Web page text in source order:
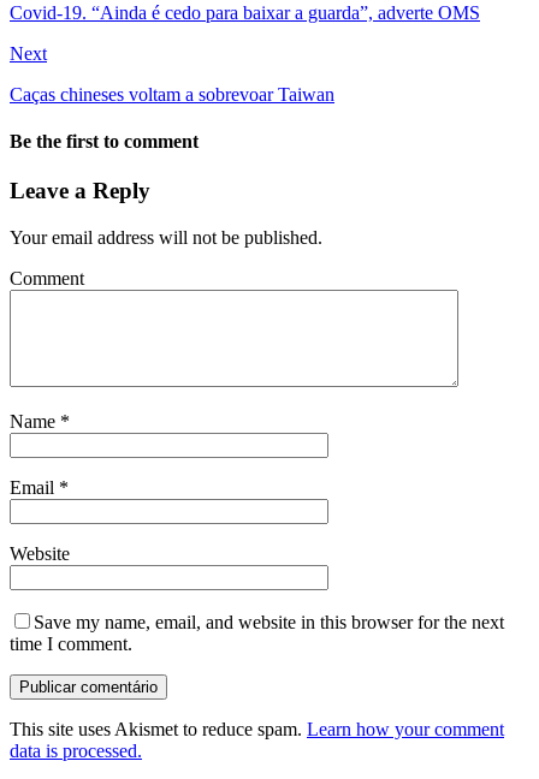
Covid-19. “Ainda é cedo para baixar a guarda”, adverte OMS
Next
Caças chineses voltam a sobrevoar Taiwan
Be the first to comment
Leave a Reply
Your email address will not be published.
Comment
Name *
Email *
Website
Save my name, email, and website in this browser for the next
time I comment.
This site uses Akismet to reduce spam. Learn how your comment
data is processed.